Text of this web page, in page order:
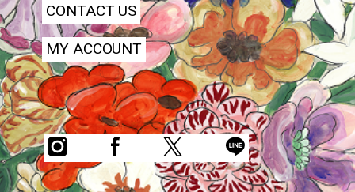
CONTACT US
MY ACCOUNT